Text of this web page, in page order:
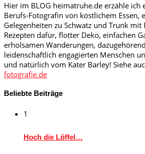
Hier im BLOG heimatruhe.de erzähle ich
Berufs-Fotografin von köstlichem Essen,
Gelegenheiten zu Schwatz und Trunk
Rezepten dafür, flotter Deko, einfachen
erholsamen Wanderungen,
leidenschaftlich engagierten Menschen
und natürlich vom Kater Barley! Siehe
fotografie.de
Beliebte Beiträge
1
Hoch die Löffel…